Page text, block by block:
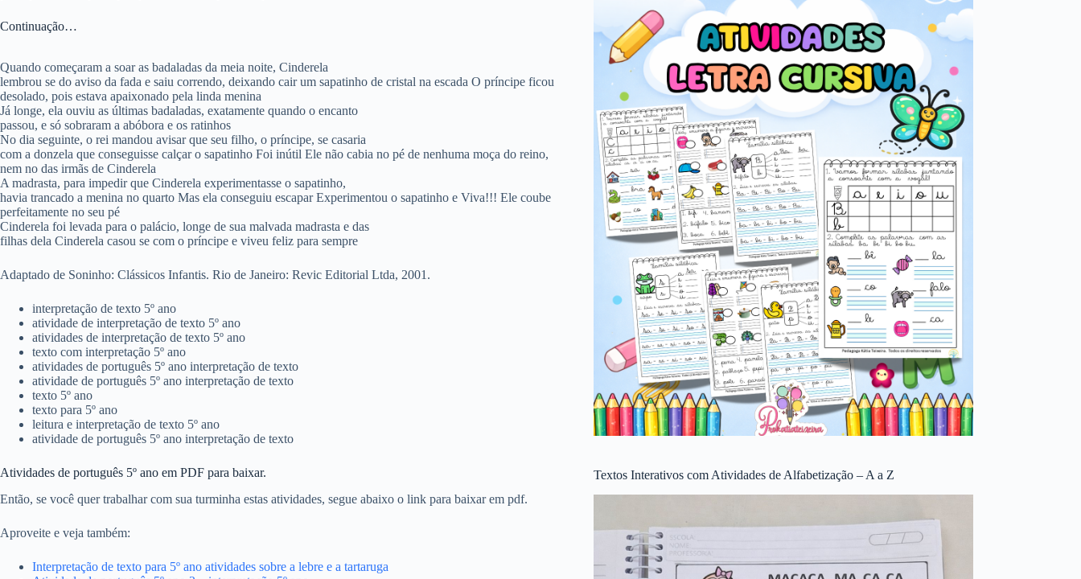
Continuação…
Quando começaram a soar as badaladas da meia noite, Cinderela
lembrou se do aviso da fada e saiu correndo, deixando cair um sapatinho de cristal na escada O príncipe ficou
desolado, pois estava apaixonado pela linda menina
Já longe, ela ouviu as últimas badaladas, exatamente quando o encanto
passou, e só sobraram a abóbora e os ratinhos
No dia seguinte, o rei mandou avisar que seu filho, o príncipe, se casaria
com a donzela que conseguisse calçar o sapatinho Foi inútil Ele não cabia no pé de nenhuma moça do reino,
nem no das irmãs de Cinderela
A madrasta, para impedir que Cinderela experimentasse o sapatinho,
havia trancado a menina no quarto Mas ela conseguiu escapar Experimentou o sapatinho e Viva!!! Ele coube
perfeitamente no seu pé
Cinderela foi levada para o palácio, longe de sua malvada madrasta e das
filhas dela Cinderela casou se com o príncipe e viveu feliz para sempre
Adaptado de Soninho: Clássicos Infantis. Rio de Janeiro: Revic Editorial Ltda, 2001.
interpretação de texto 5º ano
atividade de interpretação de texto 5º ano
atividades de interpretação de texto 5º ano
texto com interpretação 5º ano
atividades de português 5º ano interpretação de texto
atividade de português 5º ano interpretação de texto
texto 5º ano
texto para 5º ano
leitura e interpretação de texto 5º ano
atividade de português 5º ano interpretação de texto
Atividades de português 5º ano em PDF para baixar.
Então, se você quer trabalhar com sua turminha estas atividades, segue abaixo o link para baixar em pdf.
Aproveite e veja também:
Interpretação de texto para 5º ano atividades sobre a lebre e a tartaruga
Textos Interativos com Atividades de Alfabetização – A a Z